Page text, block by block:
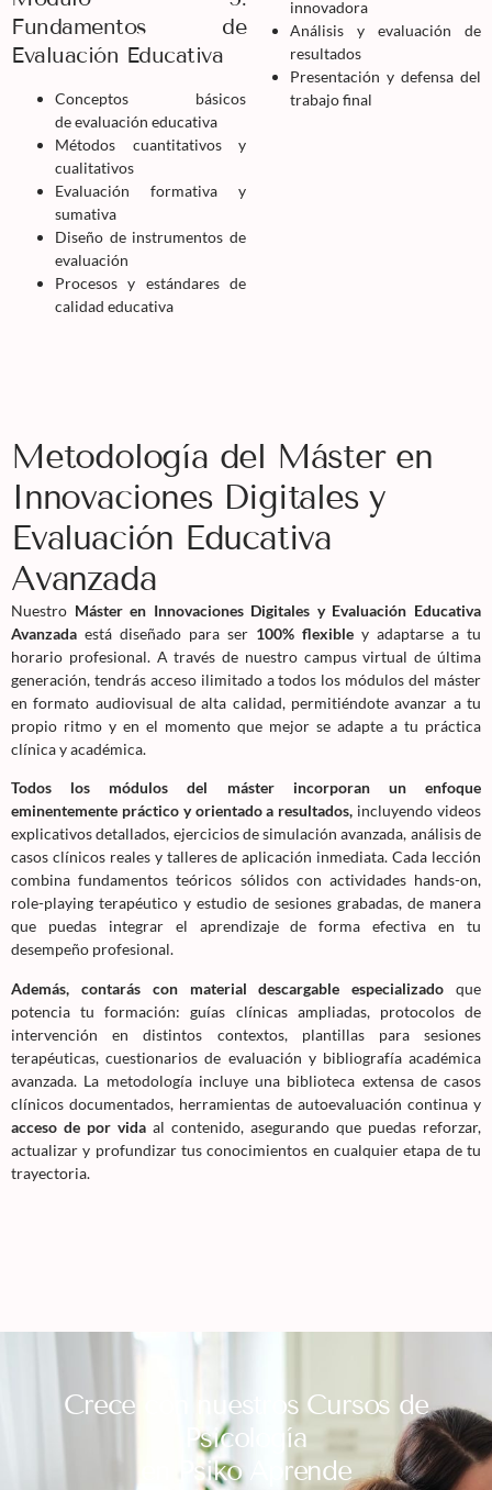
Fundamentos de
Evaluación Educativa
Conceptos básicos
de evaluación educativa
Métodos cuantitativos y
cualitativos
Evaluación formativa y
sumativa
Diseño de instrumentos de
evaluación
Procesos y estándares de
calidad educativa
innovadora
Análisis y evaluación de
resultados
Presentación y defensa del
trabajo final
Metodología del Máster en
Innovaciones Digitales y
Evaluación Educativa
Avanzada
Nuestro Máster en Innovaciones Digitales y Evaluación Educativa
Avanzada está diseñado para ser 100% flexible y adaptarse a tu
horario profesional. A través de nuestro campus virtual de última
generación, tendrás acceso ilimitado a todos los módulos del máster
en formato audiovisual de alta calidad, permitiéndote avanzar a tu
propio ritmo y en el momento que mejor se adapte a tu práctica
clínica y académica.
Todos los módulos del máster incorporan un enfoque
eminentemente práctico y orientado a resultados, incluyendo videos
explicativos detallados, ejercicios de simulación avanzada, análisis de
casos clínicos reales y talleres de aplicación inmediata. Cada lección
combina fundamentos teóricos sólidos con actividades hands-on,
role-playing terapéutico y estudio de sesiones grabadas, de manera
que puedas integrar el aprendizaje de forma efectiva en tu
desempeño profesional.
Además, contarás con material descargable especializado que
potencia tu formación: guías clínicas ampliadas, protocolos de
intervención en distintos contextos, plantillas para sesiones
terapéuticas, cuestionarios de evaluación y bibliografía académica
avanzada. La metodología incluye una biblioteca extensa de casos
clínicos documentados, herramientas de autoevaluación continua y
acceso de por vida al contenido, asegurando que puedas reforzar,
actualizar y profundizar tus conocimientos en cualquier etapa de tu
trayectoria.
Crece con nuestros Cursos de
Psicología
en Psiko Aprende